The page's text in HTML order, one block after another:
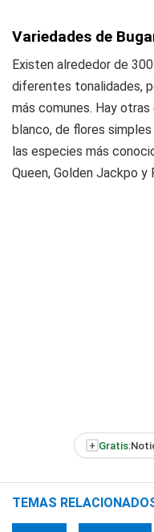
Variedades de
Existen alrededor de
diferentes tonalidades,
más comunes. Hay otras
blanco, de flores
las especies más
Queen, Golden Jackpo y
+ Gratis:
TEMAS